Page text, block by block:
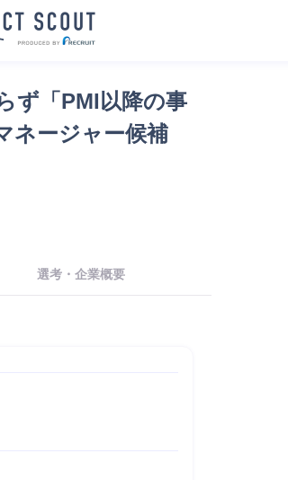
ず「PMI以降の事
ネージャー候補
選考・企業概要